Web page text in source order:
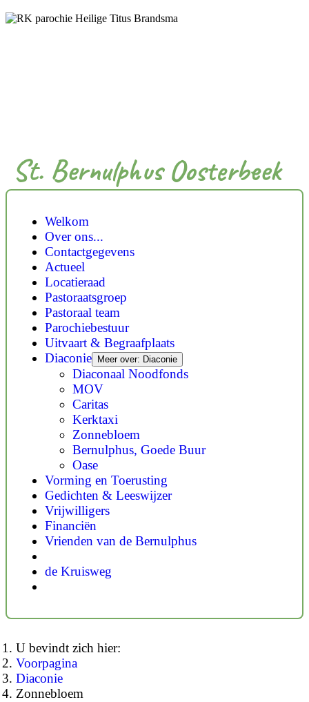
St. Bernulphus Oosterbeek
Welkom
Over ons...
Contactgegevens
Actueel
Locatieraad
Pastoraatsgroep
Pastoraal team
Parochiebestuur
Uitvaart & Begraafplaats
Diaconie
Meer over: Diaconie
Diaconaal Noodfonds
MOV
Caritas
Kerktaxi
Zonnebloem
Bernulphus, Goede Buur
Oase
Vorming en Toerusting
Gedichten & Leeswijzer
Vrijwilligers
Financiën
Vrienden van de Bernulphus
de Kruisweg
U bevindt zich hier:
Voorpagina
Diaconie
Zonnebloem